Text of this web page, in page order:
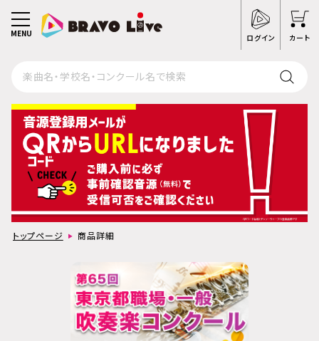
ログイン カート
MENU
トップページ 商品詳細